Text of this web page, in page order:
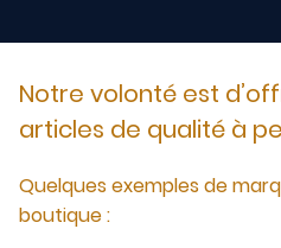
Notre volonté est
articles de qualité à
Quelques exemples de
boutique :